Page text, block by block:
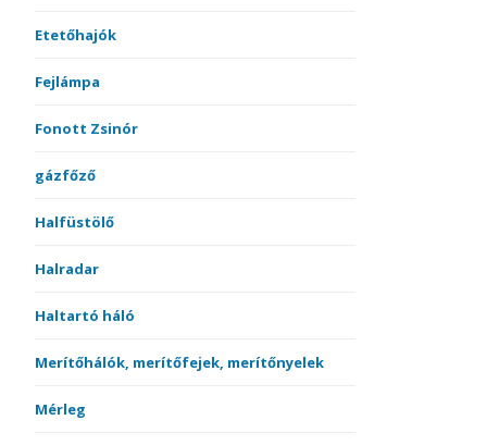
Etetőhajók
Fejlámpa
Fonott Zsinór
gázfőző
Halfüstölő
Halradar
Haltartó háló
Merítőhálók, merítőfejek, merítőnyelek
Mérleg